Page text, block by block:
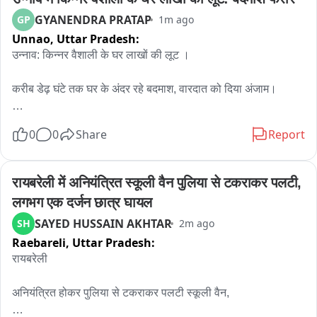
GP GYANENDRA PRATAP 1m ago
Unnao, Uttar Pradesh:
उन्नाव: किन्नर वैशाली के घर लाखों की लूट ।
करीब डेढ़ घंटे तक घर के अंदर रहे बदमाश, वारदात को दिया अंजाम।
150ग्राम सोना ले गए।
लूटे गए सामान की कुल कीमत लगभग 15 लाख रुपये बताई जा रही है।
वारदात के दौरान बदमाशों ने पीड़िता को बांधकर फरार हो गए।
घटना की सूचना तत्काल डायल 112 पर दी गई।
पुलिस आसपास के सीसीटीवी फुटेज खंगाल रही है, बदमाशों की तलाश
0 0 Share Report
रायबरेली में अनियंत्रित स्कूली वैन पुलिया से टकराकर पलटी,
लगभग एक दर्जन छात्र घायल
SH SAYED HUSSAIN AKHTAR 2m ago
Raebareli, Uttar Pradesh:
रायबरेली
अनियंत्रित होकर पुलिया से टकराकर पलटी स्कूली वैन,